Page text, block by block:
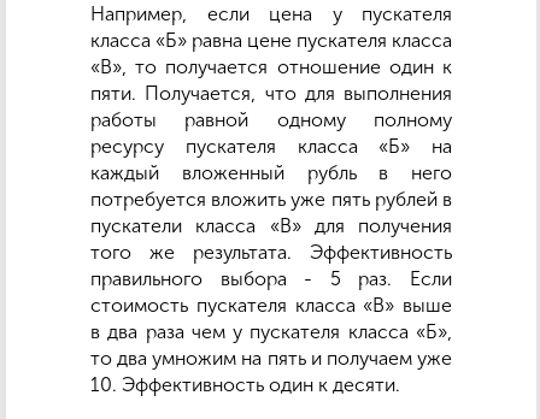
Например, если цена у пускателя
класса «Б» равна цене пускателя класса
«В», то получается отношение один к
пяти. Получается, что для выполнения
работы равной одному полному
ресурсу пускателя класса «Б» на
каждый вложенный рубль в него
потребуется вложить уже пять рублей в
пускатели класса «В» для получения
того же результата. Эффективность
правильного выбора - 5 раз. Если
стоимость пускателя класса «В» выше
в два раза чем у пускателя класса «Б»,
то два умножим на пять и получаем уже
10. Эффективность один к десяти.